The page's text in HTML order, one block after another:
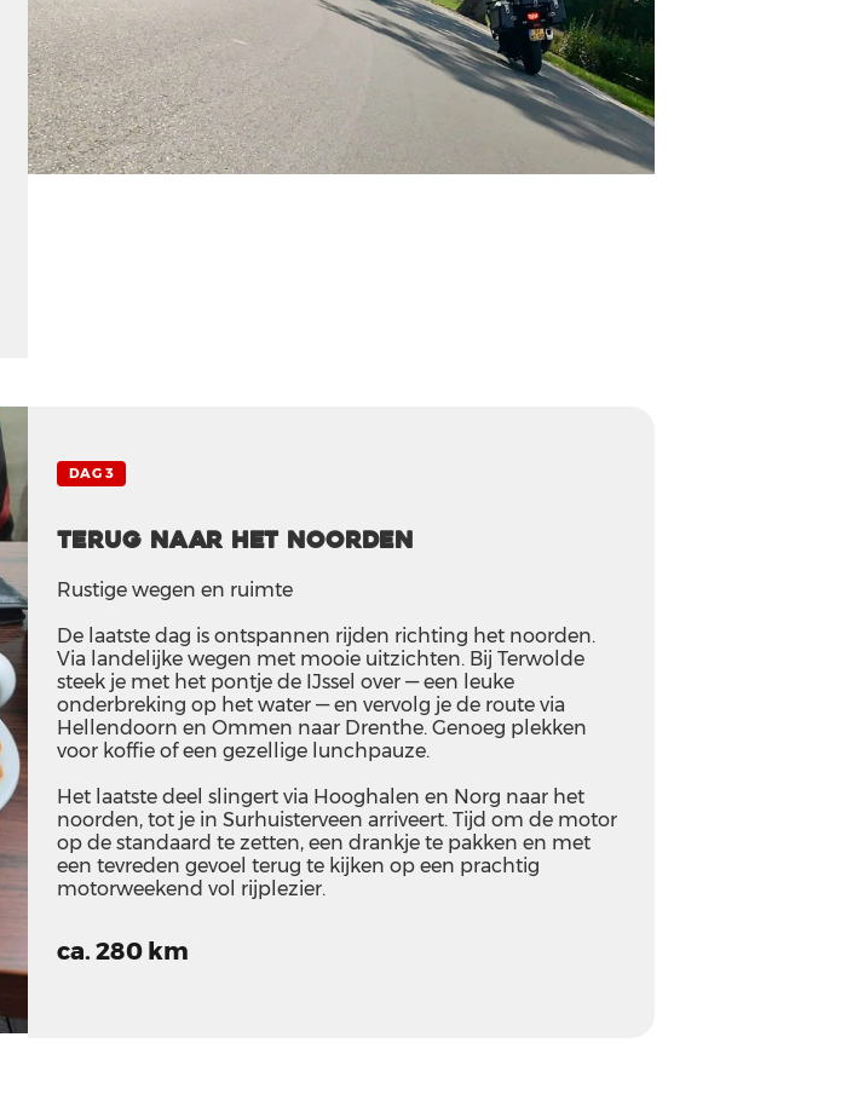
DAG 3
Terug naar het Noorden
Rustige wegen en ruimte
De laatste dag is ontspannen rijden richting het noorden.
Via landelijke wegen met mooie uitzichten. Bij Terwolde
steek je met het pontje de IJssel over — een leuke
onderbreking op het water — en vervolg je de route via
Hellendoorn en Ommen naar Drenthe. Genoeg plekken
voor koffie of een gezellige lunchpauze.
Het laatste deel slingert via Hooghalen en Norg naar het
noorden, tot je in Surhuisterveen arriveert. Tijd om de motor
op de standaard te zetten, een drankje te pakken en met
een tevreden gevoel terug te kijken op een prachtig
motorweekend vol rijplezier.
ca. 280 km